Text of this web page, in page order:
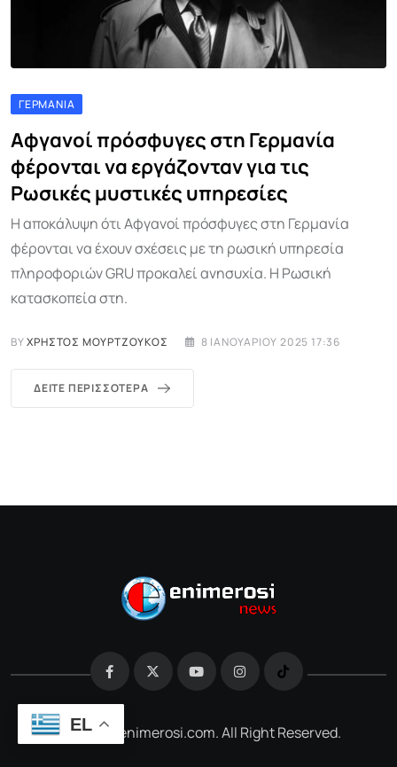
ΓΕΡΜΑΝΊΑ
Αφγανοί πρόσφυγες στη Γερμανία
φέρονται να εργάζονταν για τις
Ρωσικές μυστικές υπηρεσίες
Η αποκάλυψη ότι Αφγανοί πρόσφυγες στη Γερμανία
φέρονται να έχουν σχέσεις με τη ρωσική υπηρεσία
πληροφοριών GRU προκαλεί ανησυχία. Η Ρωσική
κατασκοπεία στη.
BYΧΡΉΣΤΟΣ ΜΟΥΡΤΖΟΎΚΟΣ 8 ΙΑΝΟΥΑΡΊΟΥ 2025 17:36
ΔΕΊΤΕ ΠΕΡΙΣΣΌΤΕΡΑ
@2026 e-enimerosi.com. All Right Reserved.
EL